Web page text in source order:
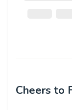
Cheers to